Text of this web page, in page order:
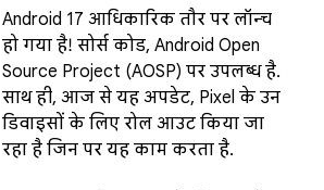
Android 17 आधिकारिक तौर पर लॉन्च
हो गया है! सोर्स कोड, Android Open
Source Project (AOSP) पर उपलब्ध है.
साथ ही, आज से यह अपडेट, Pixel के उन
डिवाइसों के लिए रोल आउट किया जा
रहा है जिन पर यह काम करता है.